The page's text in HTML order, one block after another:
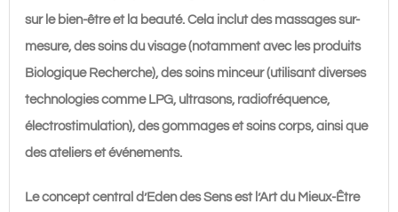
PARIS
sur le bien-être et la beauté. Cela inclut des massages sur-
mesure, des soins du visage (notamment avec les produits
Biologique Recherche), des soins minceur (utilisant diverses
technologies comme LPG, ultrasons, radiofréquence,
électrostimulation), des gommages et soins corps, ainsi que
des ateliers et événements.
Le concept central d’Eden des Sens est l’Art du Mieux-Être